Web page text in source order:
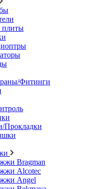
плиты
Фитинги
Прокладки
Bragman
Alcotec
Angel